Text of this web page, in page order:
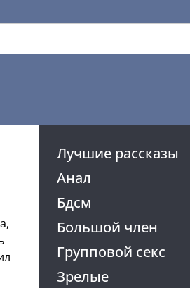
Лучшие рассказы
Анал
Бдсм
Большой член
Групповой секс
Зрелые